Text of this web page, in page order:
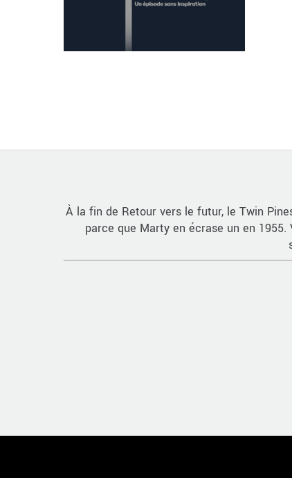
À la fin de Retour vers le futur, le Twin
parce que Marty en écrase un en